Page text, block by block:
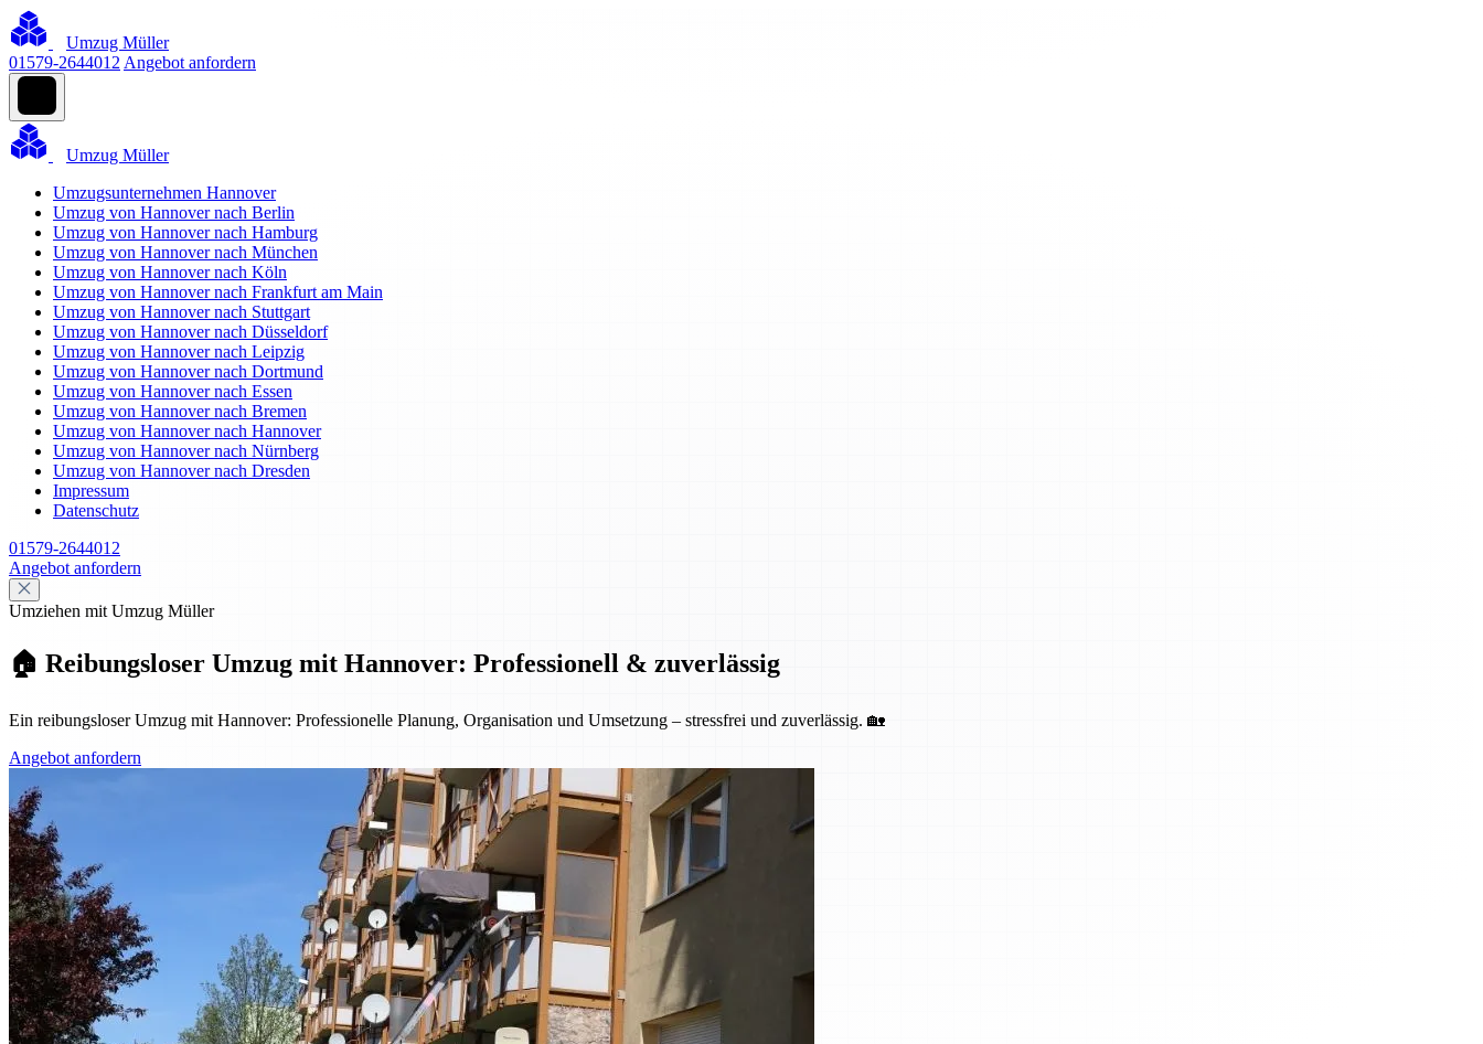
Umzug Müller
01579-2644012 Angebot anfordern
Umzug Müller
Umzugsunternehmen Hannover
Umzug von Hannover nach Berlin
Umzug von Hannover nach Hamburg
Umzug von Hannover nach München
Umzug von Hannover nach Köln
Umzug von Hannover nach Frankfurt am Main
Umzug von Hannover nach Stuttgart
Umzug von Hannover nach Düsseldorf
Umzug von Hannover nach Leipzig
Umzug von Hannover nach Dortmund
Umzug von Hannover nach Essen
Umzug von Hannover nach Bremen
Umzug von Hannover nach Hannover
Umzug von Hannover nach Nürnberg
Umzug von Hannover nach Dresden
Impressum
Datenschutz
01579-2644012
Angebot anfordern
Umziehen mit Umzug Müller
🏠 Reibungsloser Umzug mit Hannover: Professionell & zuverlässig
Ein reibungsloser Umzug mit Hannover: Professionelle Planung, Organisation und Umsetzung – stressfrei und zuverlässig. 🏡
Angebot anfordern